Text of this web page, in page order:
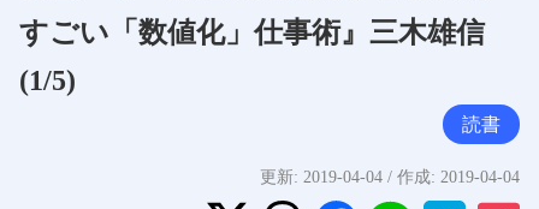
すごい「数値化」仕事術』三木雄信
(1/5)
読書
更新: 2019-04-04 / 作成: 2019-04-04